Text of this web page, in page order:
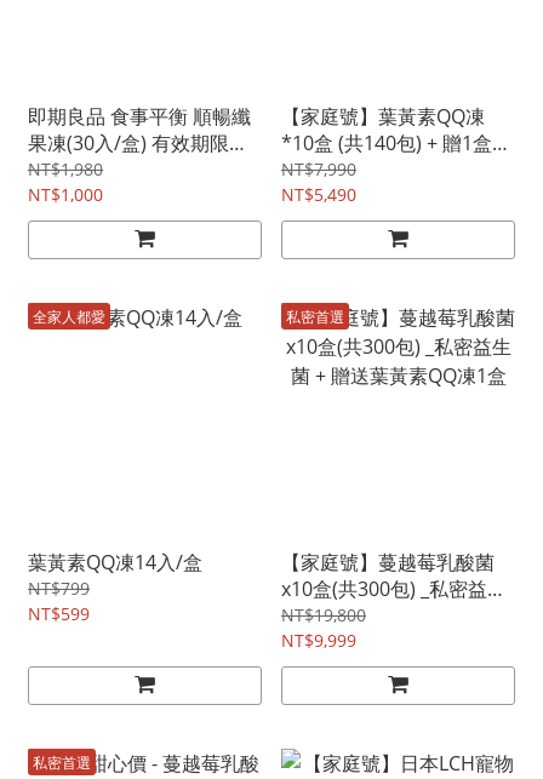
即期良品 食事平衡 順暢纖
果凍(30入/盒) 有效期限：
2026.11月
NT$1,980
NT$1,000
【家庭號】葉黃素QQ凍
*10盒 (共140包) + 贈1盒
(14入)
NT$7,990
NT$5,490
全家人都愛
葉黃素QQ凍14入/盒
NT$799
NT$599
私密首選
【家庭號】蔓越莓乳酸菌
x10盒(共300包) _私密益生
菌 + 贈送葉黃素QQ凍1盒
NT$19,800
NT$9,999
私密首選